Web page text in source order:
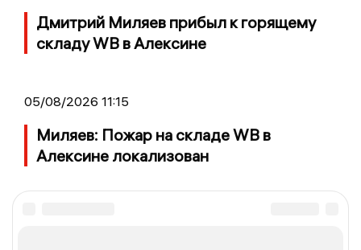
Дмитрий Миляев прибыл к горящему
складу WB в Алексине
05/08/2026 11:15
Миляев: Пожар на складе WB в
Алексине локализован